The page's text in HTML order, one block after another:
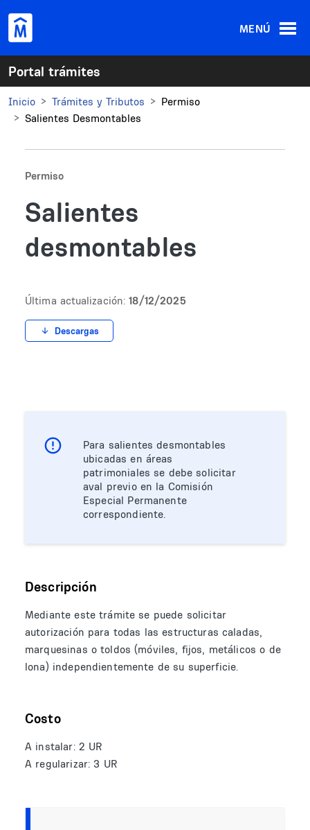
MENÚ
Portal trámites
Inicio Trámites y Tributos
Permiso
Salientes Desmontables
Permiso
Salientes
desmontables
Última actualización: 18/12/2025
Descargas
Para salientes desmontables
ubicadas en áreas
patrimoniales se debe solicitar
aval previo en la Comisión
Especial Permanente
correspondiente.
Descripción
Mediante este trámite se puede solicitar
autorización para todas las estructuras caladas,
marquesinas o toldos (móviles, fijos, metálicos o de
lona) independientemente de su superficie.
Costo
A instalar: 2 UR
A regularizar: 3 UR